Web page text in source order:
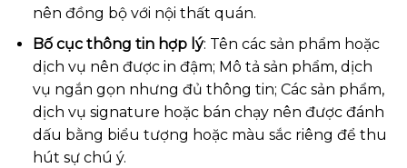
nên đồng bộ với nội thất quán.
Bố cục thông tin hợp lý: Tên các sản phẩm hoặc
dịch vụ nên được in đậm; Mô tả sản phẩm, dịch
vụ ngắn gọn nhưng đủ thông tin; Các sản phẩm,
dịch vụ signature hoặc bán chạy nên được đánh
dấu bằng biểu tượng hoặc màu sắc riêng để thu
hút sự chú ý.